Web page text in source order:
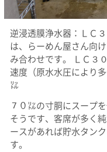
逆浸透膜浄水器：ＬＣ
は、らーめん屋さん向
み合わせです。 ＬＣ３
速度（原水水圧により
㍑
７０㍑の寸胴にスープ
そうです、客席が多く
ースがあれば貯水タン
す。